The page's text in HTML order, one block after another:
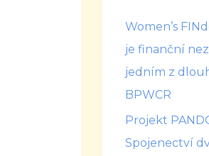
Women’s
je finanční
jedním z
BPWCR
Projekt
Spojenectví